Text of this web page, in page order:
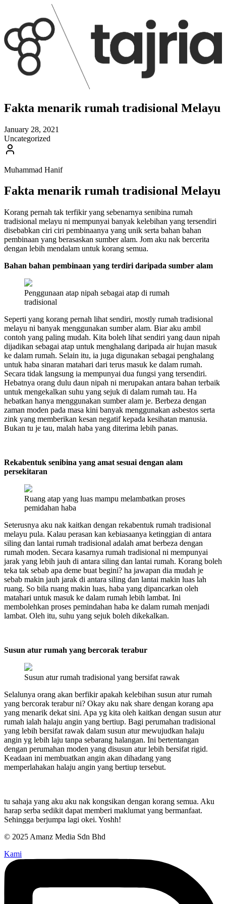
Fakta menarik rumah tradisional Melayu
January 28, 2021
Uncategorized
Muhammad Hanif
Fakta menarik rumah tradisional Melayu
Korang pernah tak terfikir yang sebenarnya senibina rumah
tradisional melayu ni mempunyai banyak kelebihan yang tersendiri
disebabkan ciri ciri pembinaanya yang unik serta bahan bahan
pembinaan yang berasaskan sumber alam. Jom aku nak bercerita
dengan lebih mendalam untuk korang semua.
Bahan bahan pembinaan yang terdiri daripada sumber alam
Penggunaan atap nipah sebagai atap di rumah
tradisional
Seperti yang korang pernah lihat sendiri, mostly rumah tradisional
melayu ni banyak menggunakan sumber alam. Biar aku ambil
contoh yang paling mudah. Kita boleh lihat sendiri yang daun nipah
dijadikan sebagai atap untuk menghalang daripada air hujan masuk
ke dalam rumah. Selain itu, ia juga digunakan sebagai penghalang
untuk haba sinaran matahari dari terus masuk ke dalam rumah.
Secara tidak langsung ia mempunyai dua fungsi yang tersendiri.
Hebatnya orang dulu daun nipah ni merupakan antara bahan terbaik
untuk mengekalkan suhu yang sejuk di dalam rumah tau. Ha
hebatkan hanya menggunakan sumber alam je. Berbeza dengan
zaman moden pada masa kini banyak menggunakan asbestos serta
zink yang memberikan kesan negatif kepada kesihatan manusia.
Bukan tu je tau, malah haba yang diterima lebih panas.
Rekabentuk senibina yang amat sesuai dengan alam
persekitaran
Ruang atap yang luas mampu melambatkan proses
pemidahan haba
Seterusnya aku nak kaitkan dengan rekabentuk rumah tradisional
melayu pula. Kalau perasan kan kebiasaanya ketinggian di antara
siling dan lantai rumah tradisional adalah amat berbeza dengan
rumah moden. Secara kasarnya rumah tradisional ni mempunyai
jarak yang lebih jauh di antara siling dan lantai rumah. Korang boleh
teka tak sebab apa deme buat begini? ha jawapan dia mudah je
sebab makin jauh jarak di antara siling dan lantai makin luas lah
ruang. So bila ruang makin luas, haba yang dipancarkan oleh
matahari untuk masuk ke dalam rumah lebih lambat. Ini
membolehkan proses pemindahan haba ke dalam rumah menjadi
lambat. Oleh itu, suhu yang sejuk boleh dikekalkan.
Susun atur rumah yang bercorak terabur
Susun atur rumah tradisional yang bersifat rawak
Selalunya orang akan berfikir apakah kelebihan susun atur rumah
yang bercorak terabur ni? Okay aku nak share dengan korang apa
yang menarik dekat sini. Apa yg kita oleh kaitkan dengan susun atur
rumah ialah halaju angin yang bertiup. Bagi perumahan tradisional
yang lebih bersifat rawak dalam susun atur mewujudkan halaju
angin yg lebih laju tanpa sebarang halangan. Ini bertentangan
dengan perumahan moden yang disusun atur lebih bersifat rigid.
Keadaan ini membuatkan angin akan dihadang yang
memperlahakan halaju angin yang bertiup tersebut.
tu sahaja yang aku aku nak kongsikan dengan korang semua. Aku
harap serba sedikit dapat memberi maklumat yang bermanfaat.
Sehingga berjumpa lagi okei. Yoshh!
© 2025 Amanz Media Sdn Bhd
Kami